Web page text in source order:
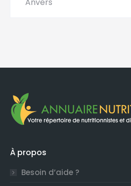
Anvers
À propos
Besoin d’aide ?